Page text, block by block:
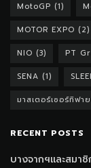
MotoGP (1)
MOTOR EXPO (2)
NIO (3) PT
SENA (1)
มาสเตอร์เซอร์ทิฟา
RECENT POSTS
บางจากฯและสมา